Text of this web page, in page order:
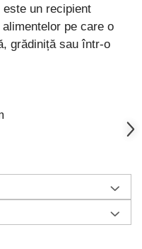
un recipient
pe care o
grădiniță sau într-o